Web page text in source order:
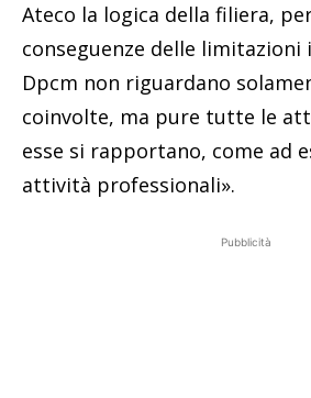
Ateco la logica della filiera,
conseguenze delle
Dpcm non riguardano
coinvolte, ma pure tutte le
esse si rapportano, come ad
attività professionali».
Pubblicità